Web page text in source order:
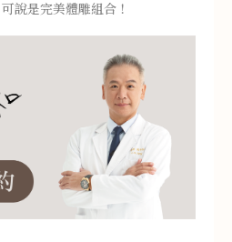
說是完美體雕組合！